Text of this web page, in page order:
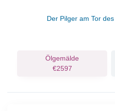
Der Pilger am Tor
Ölgemälde
€2597